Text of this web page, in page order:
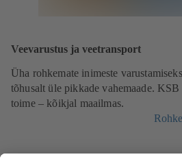
Veevarustus ja veetransport
Üha rohkemate inimeste
tõhusalt üle pikkade vahemaade.
toime – kõikjal maailmas.